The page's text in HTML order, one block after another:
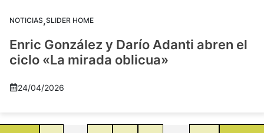
NOTICIAS,SLIDER HOME
Enric González y Darío Adanti abren el
ciclo «La mirada oblicua»
24/04/2026